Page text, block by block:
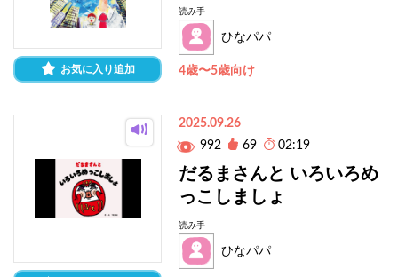
お気に入り追加
読み手
ひなパパ
4歳〜5歳向け
2025.09.26
992
69 02:19
だるまさんと いろいろめ
っこしましょ
読み手
ひなパパ